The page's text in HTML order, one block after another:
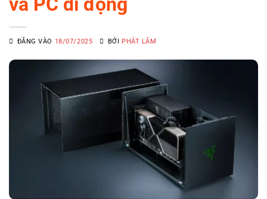
ĐĂNG VÀO 18/07/2025 BỞI PHÁT LÂM